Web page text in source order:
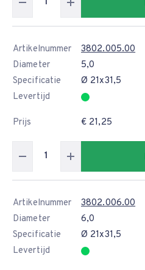
Artikelnummer
3802.005.00
Diameter
5,0
Specificatie
Ø 21x31,5
Levertijd
Prijs € 21,25
Artikelnummer
3802.006.00
Diameter
6,0
Specificatie
Ø 21x31,5
Levertijd